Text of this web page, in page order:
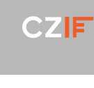
content